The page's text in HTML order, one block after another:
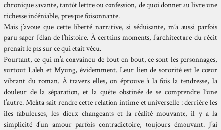
chronique savante, tantôt lettre ou confession, de quoi donner au livre une
richesse indéniable, presque foisonnante.
Mais j’avoue que cette liberté narrative, si séduisante, m’a aussi parfois
paru saper l’élan de l’histoire. À certains moments, l’architecture du récit
prenait le pas sur ce qui était vécu.
Pourtant, ce qui m’a convaincu de bout en bout, ce sont les personnages,
surtout Laleh et Myung, évidemment. Leur lien de sororité est le cœur
vibrant du roman. À travers elles, on éprouve à la fois la tendresse, la
douleur de la séparation, et la quête obstinée de se comprendre l’une
l’autre. Mehta sait rendre cette relation intime et universelle : derrière les
îles fabuleuses, les dieux changeants et la réalité mouvante, il y a la
simplicité d’un amour parfois contradictoire, toujours émouvant. J’ai